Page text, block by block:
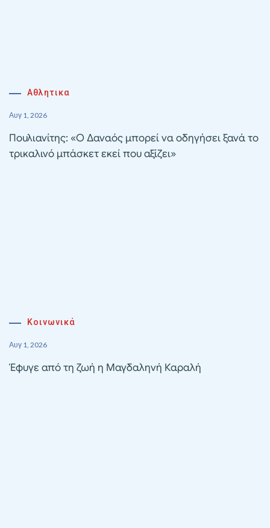
Αθλητικα
Αυγ 1, 2026
Πουλιανίτης: «Ο Δαναός μπορεί να οδηγήσει ξανά το
τρικαλινό μπάσκετ εκεί που αξίζει»
Κοινωνικά
Αυγ 1, 2026
Έφυγε από τη ζωή η Μαγδαληνή Καραλή